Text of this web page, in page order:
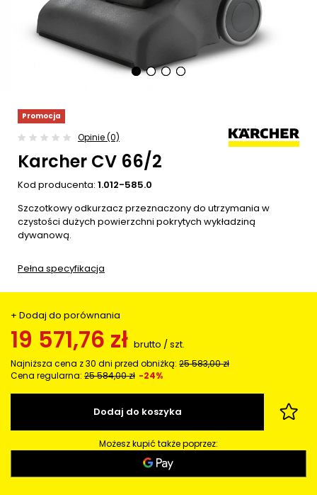
Promocja
Opinie (0)
Karcher CV 66/2
Kod producenta: 1.012-585.0
Szczotkowy odkurzacz przeznaczony do utrzymania w
czystości dużych powierzchni pokrytych wykładziną
dywanową.
Pełna specyfikacja
+ Dodaj do porównania
19 571,76 zł brutto /szt.
Najniższa cena z 30 dni przed obniżką: 25 583,00 zł
Cena regularna: 25 584,00 zł -24%
Dodaj do koszyka
Możesz kupić także poprzez: